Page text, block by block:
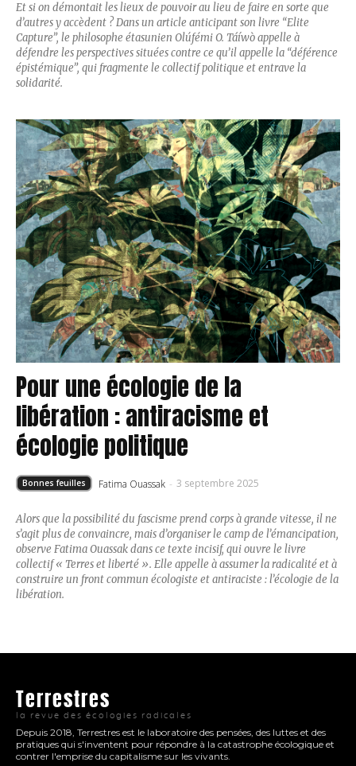
Et si on démontait les lieux de pouvoir au lieu de faire en sorte que
d’autres y accèdent ? Dans un article anticipant son livre “Elite
Capture”, le philosophe étasunien Olúfémi O. Táíwò appelle à
défendre les perspectives situées contre ce qu’il appelle la “déférence
épistémique”, qui fragmente le collectif politique et entrave la
solidarité.
Pour une écologie de la
libération : antiracisme et
écologie politique
Bonnes feuilles Fatima Ouassak - 3 septembre 2025
Alors que la possibilité du fascisme prend corps à grande vitesse, il ne
s’agit plus de convaincre, mais d’organiser le camp de l’émancipation,
observe Fatima Ouassak dans ce texte incisif, qui ouvre le livre
collectif « Terres et liberté ». Elle appelle à assumer la radicalité et à
construire un front commun écologiste et antiraciste : l’écologie de la
libération.
Terrestres
la revue des écologies radicales
Depuis 2018, Terrestres est le laboratoire des pensées, des luttes et des
pratiques qui s'inventent pour répondre à la catastrophe écologique et
contrer l'emprise du capitalisme sur les vivants.